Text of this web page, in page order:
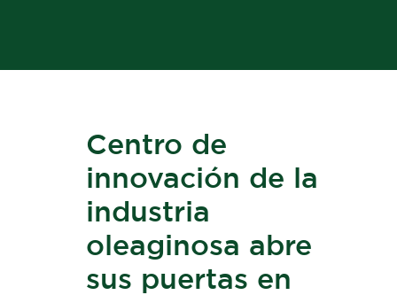
Centro de
innovación de la
industria
oleaginosa abre
sus puertas en